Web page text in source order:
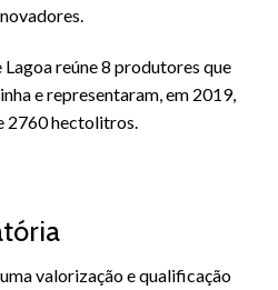
reúne 8 produtores que
e representaram, em 2019,
2760 hectolitros.
valorização e qualificação